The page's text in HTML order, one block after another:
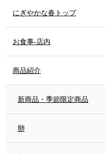
にぎやかな春トップ
お食事-店内
商品紹介
新商品・季節限定商品
卵